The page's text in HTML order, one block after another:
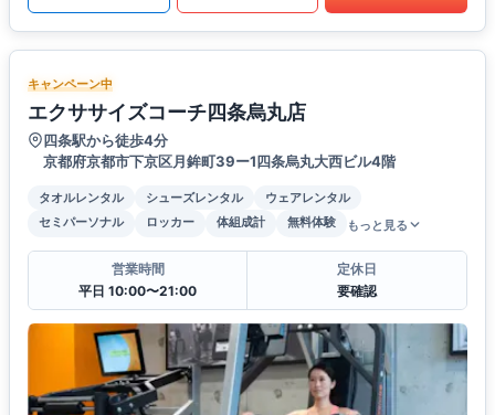
キャンペーン中
エクササイズコーチ四条烏丸店
四条駅から徒歩4分
京都府京都市下京区月鉾町39ー1四条烏丸大西ビル4階
タオルレンタル シューズレンタル
ウェアレンタル
セミパーソナル
ロッカー 体組成計 無料体験 もっと見る
営業時間
平日 10:00〜21:00
定休日
要確認